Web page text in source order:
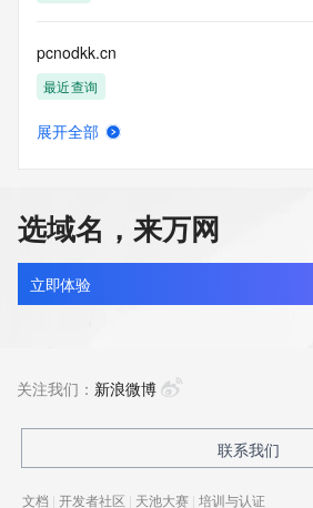
pcnodkk.cn
最近查询
ahsnli.cn
最近查询
最近查询
展开全部
选域名，来万网
立即体验
关注我们： 新浪微博
联系我们
文档 | 开发者社区 | 天池大赛 | 培训与认证